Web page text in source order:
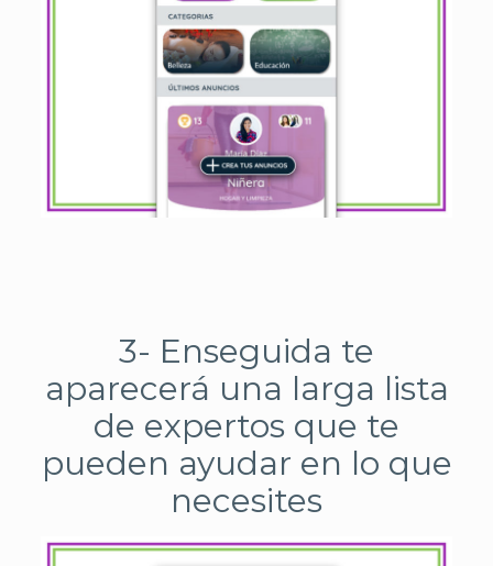
3- Enseguida te
aparecerá una larga lista
de expertos que te
pueden ayudar en lo que
necesites